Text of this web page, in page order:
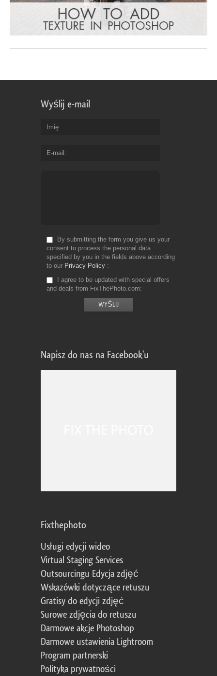
Wyślij e-mail
Imię
E-mail
By submitting the form you give us your
consent to process the personal data
specified by you in the fields above according
to our Privacy Policy
I agree to be updated with special offers
and deals from FixThePhoto.com
Napisz do nas na Facebook'u
Fixthephoto
Usługi edycji wideo
Virtual Staging Services
Outsourcingu Edycja zdjęć
Wskazówki dotyczące retuszu
Gratisy do edycji zdjęć
Surowe zdjęcia do retuszu
Darmowe akcje Photoshop
Darmowe ustawienia Lightroom
Program partnerski
Polityka prywatności